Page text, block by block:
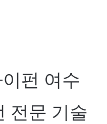
펀 여수
전문 기술